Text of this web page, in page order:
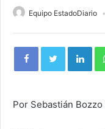
Equipo EstadoDiario
Por Sebastián Bozzo